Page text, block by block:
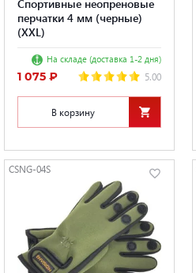
Спортивные неопреновые
перчатки 4 мм (черные)
(XXL)
На складе (доставка 1-2 дня)
1 075 ₽ 5.00
В корзину
CSNG-04S